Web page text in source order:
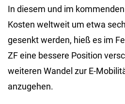
In diesem und im
Kosten weltweit um etwa
gesenkt werden, hieß es im
ZF eine bessere Position
weiteren Wandel zur E-
anzugehen.